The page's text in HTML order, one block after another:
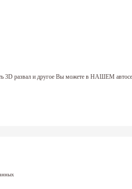
3D развал и другое Вы можете в НАШЕМ